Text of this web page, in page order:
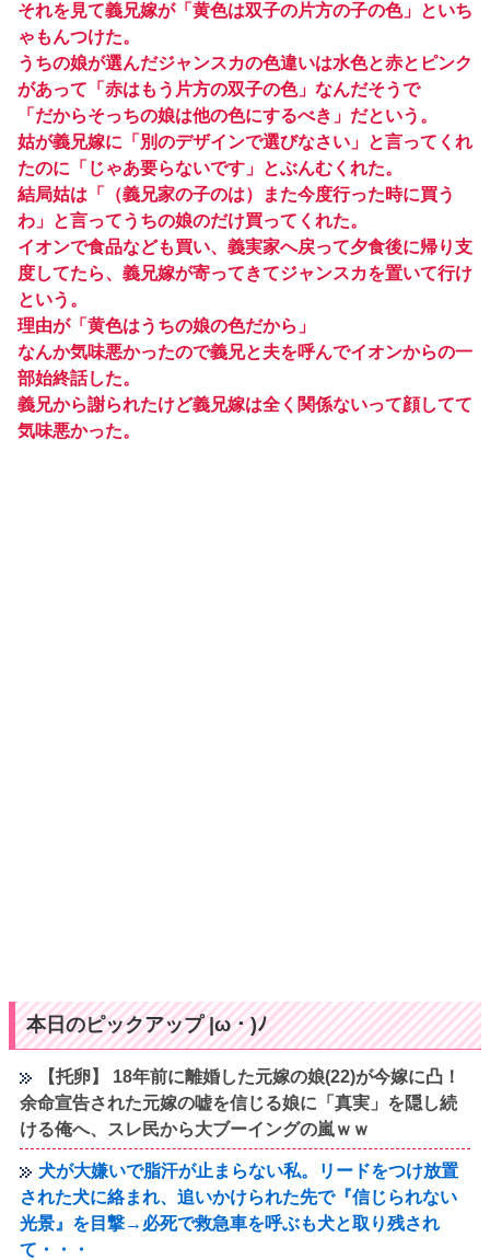
それを見て義兄嫁が「黄色は双子の片方の子の色」といち
ゃもんつけた。
うちの娘が選んだジャンスカの色違いは水色と赤とピンク
があって「赤はもう片方の双子の色」なんだそうで
「だからそっちの娘は他の色にするべき」だという。
姑が義兄嫁に「別のデザインで選びなさい」と言ってくれ
たのに「じゃあ要らないです」とぶんむくれた。
結局姑は「（義兄家の子のは）また今度行った時に買う
わ」と言ってうちの娘のだけ買ってくれた。
イオンで食品なども買い、義実家へ戻って夕食後に帰り支
度してたら、義兄嫁が寄ってきてジャンスカを置いて行け
という。
理由が「黄色はうちの娘の色だから」
なんか気味悪かったので義兄と夫を呼んでイオンからの一
部始終話した。
義兄から謝られたけど義兄嫁は全く関係ないって顔してて
気味悪かった。
本日のピックアップ |ω・)ﾉ
【托卵】 18年前に離婚した元嫁の娘(22)が今嫁に凸！
余命宣告された元嫁の嘘を信じる娘に「真実」を隠し続
ける俺へ、スレ民から大ブーイングの嵐ｗｗ
犬が大嫌いで脂汗が止まらない私。リードをつけ放置
された犬に絡まれ、追いかけられた先で『信じられない
光景』を目撃→必死で救急車を呼ぶも犬と取り残され
て・・・